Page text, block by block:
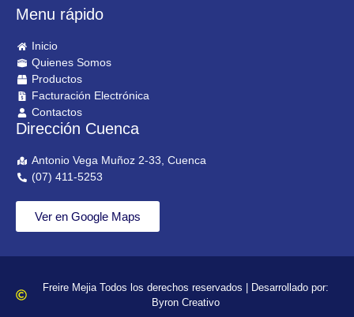
Menu rápido
Inicio
Quienes Somos
Productos
Facturación Electrónica
Contactos
Dirección Cuenca
Antonio Vega Muñoz 2-33, Cuenca
(07) 411-5253
Ver en Google Maps
Freire Mejia Todos los derechos reservados | Desarrollado por:
Byron Creativo